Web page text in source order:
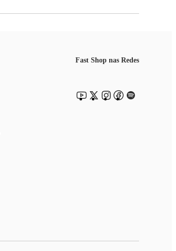
Fast Shop nas Redes